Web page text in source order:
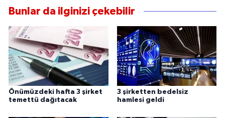
Bunlar da ilginizi çekebilir
Önümüzdeki hafta 3 şirket
temettü dağıtacak
3 şirketten bedelsiz
hamlesi geldi